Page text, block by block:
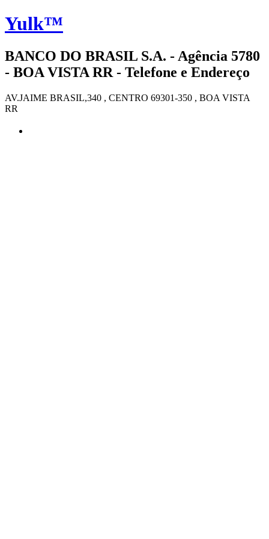
Yulk™
BANCO DO BRASIL S.A. - Agência 5780
- BOA VISTA RR - Telefone e Endereço
AV.JAIME BRASIL,340 , CENTRO 69301-350 , BOA VISTA
RR